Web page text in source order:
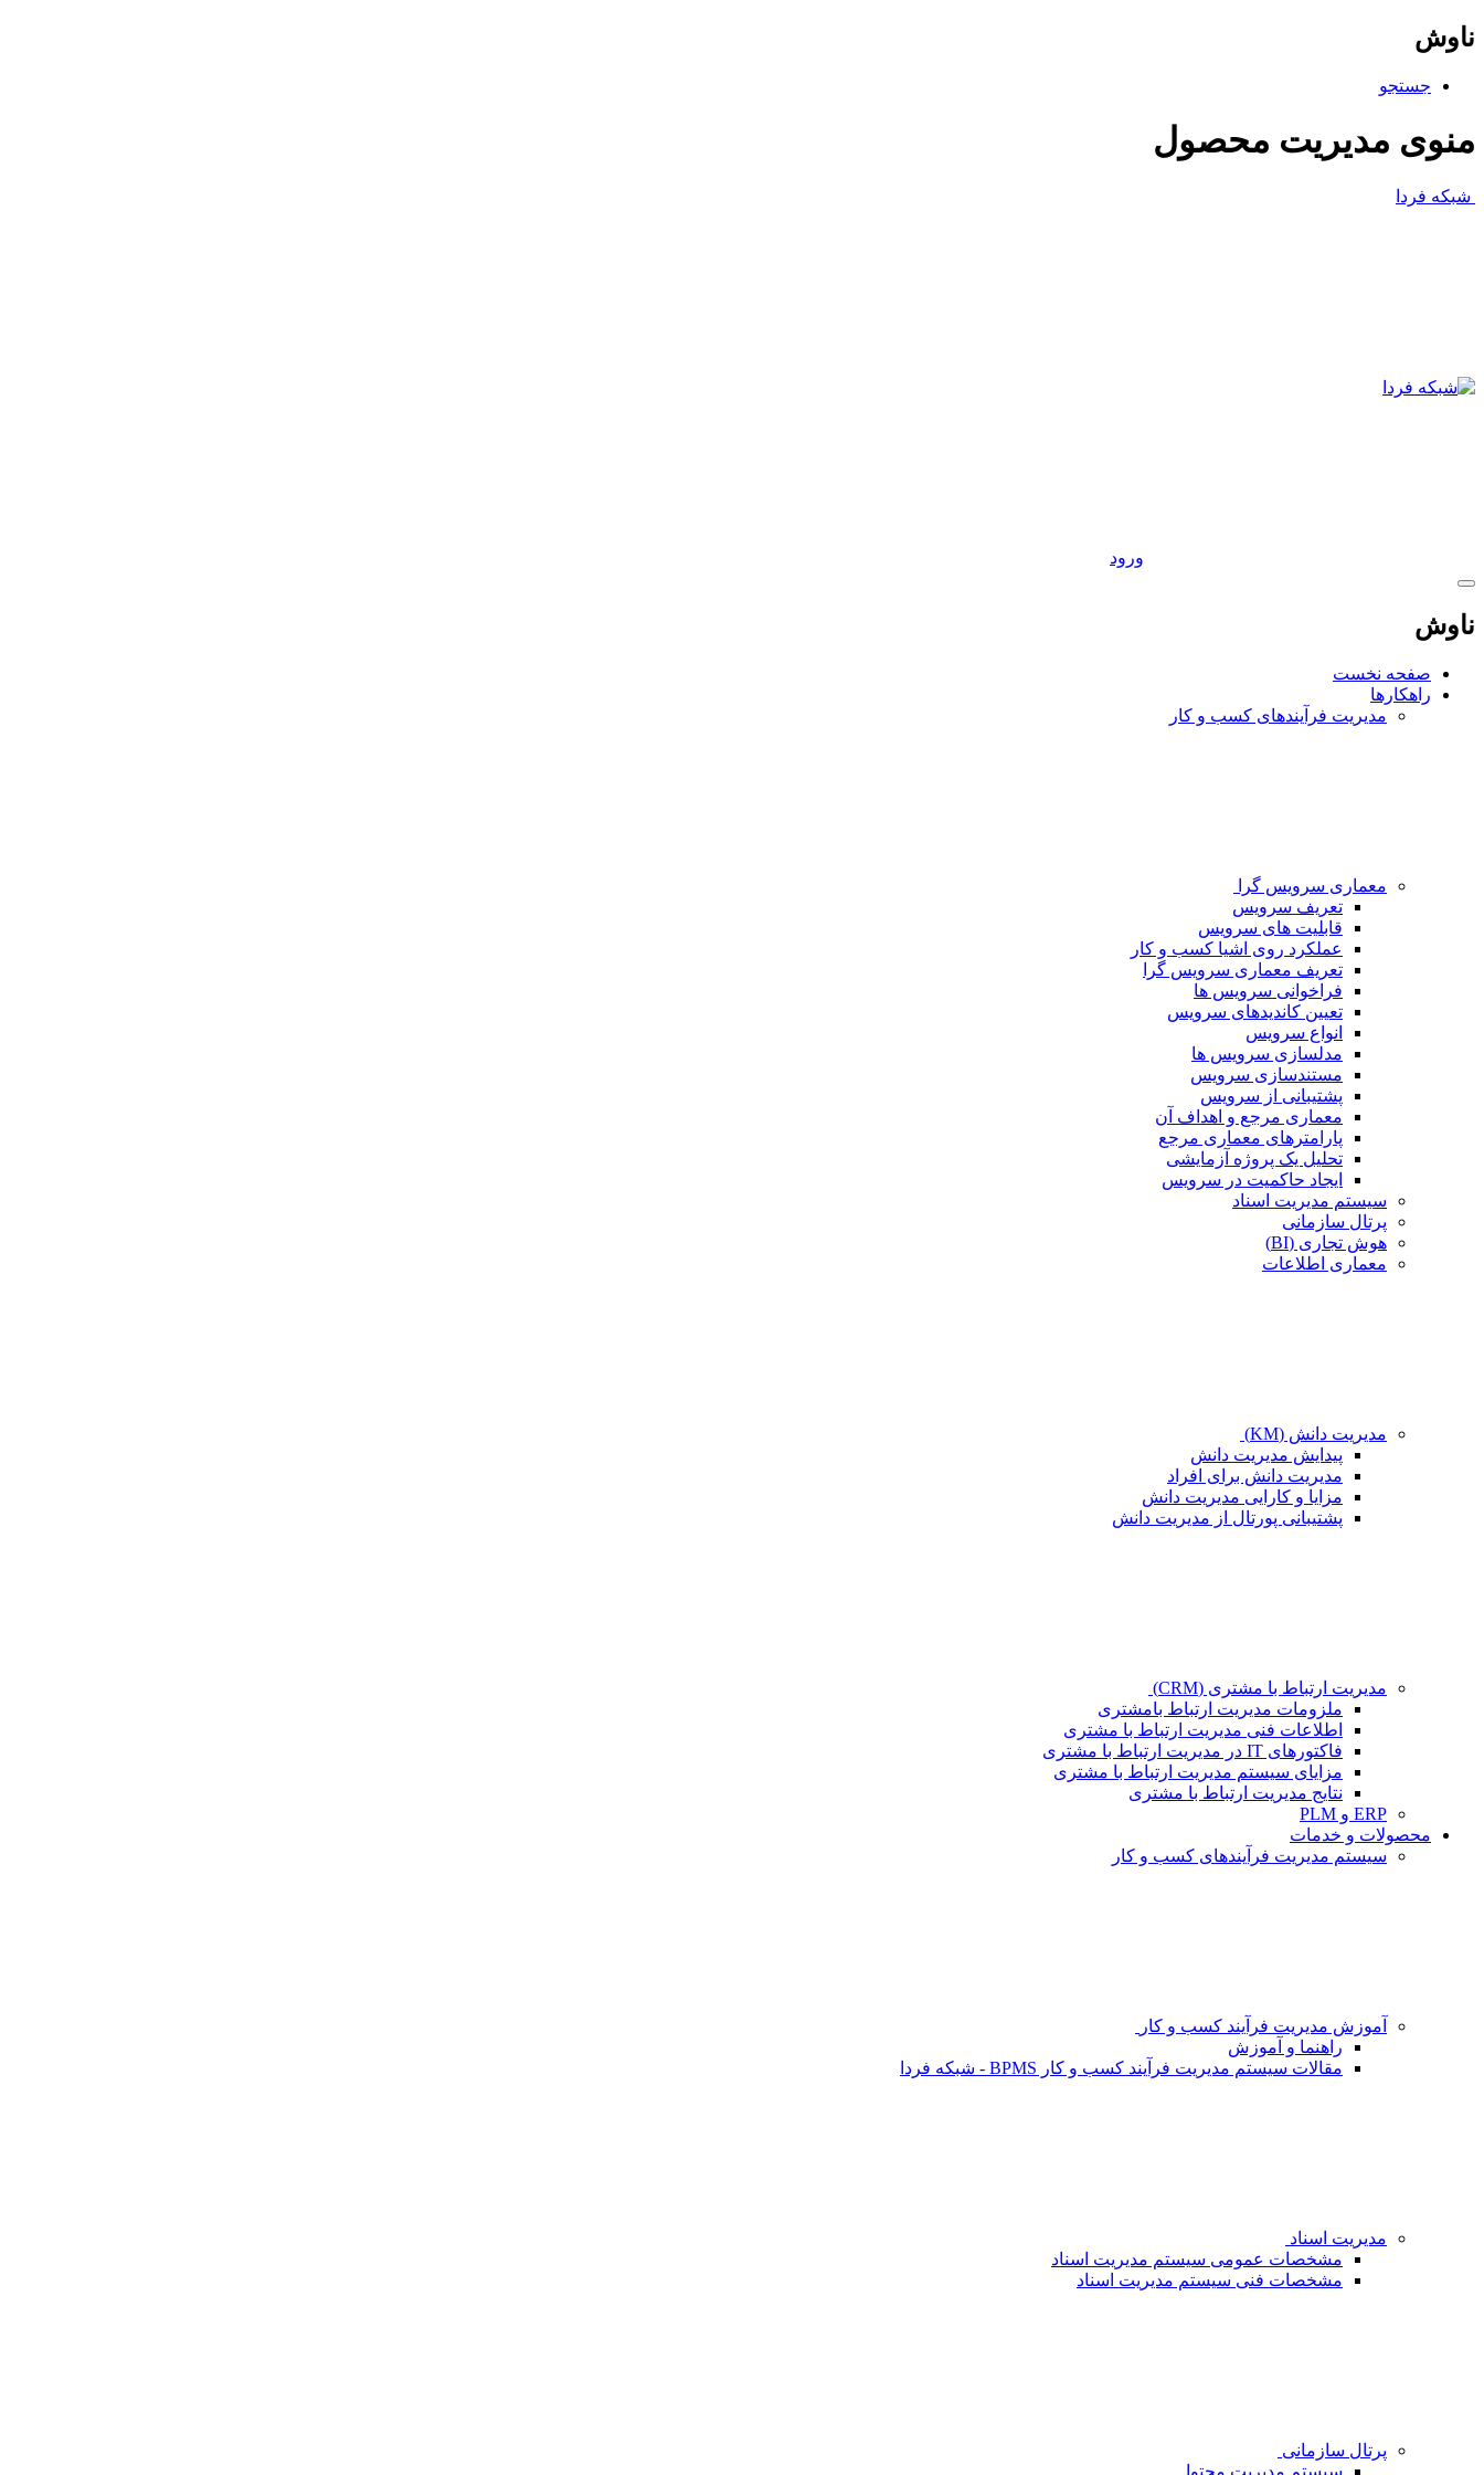
ناوش
جستجو
منوی مدیریت محصول
شبکه فردا
ورود
ناوش
صفحه نخست
راهکارها
مدیریت فرآیندهای کسب و کار
معماری سرویس گرا
تعریف سرویس
قابلیت های سرویس
عملکرد روی اشیا کسب و کار
تعریف معماری سرویس گرا
فراخوانی سرویس ها
تعیین کاندیدهای سرویس
انواع سرویس
مدلسازی سرویس ها
مستندسازی سرویس
پشتیبانی از سرویس
معماری مرجع و اهداف آن
پارامترهای معماری مرجع
تحلیل یک پروژه آزمایشی
ایجاد حاکمیت در سرویس
سیستم مدیریت اسناد
پرتال سازمانی
هوش تجاری (BI)
معماری اطلاعات
مدیریت دانش (KM)
پیدایش مدیریت دانش
مدیریت دانش برای افراد
مزایا و کارایی مدیریت دانش
پشتیبانی پورتال از مدیریت دانش
مدیریت ارتباط با مشتری (CRM)
ملزومات مدیریت ارتباط بامشتری
اطلاعات فنی مدیریت ارتباط با مشتری
فاکتورهای IT در مدیریت ارتباط با مشتری
مزایای سیستم مدیریت ارتباط با مشتری
نتایج مدیریت ارتباط با مشتری
ERP و PLM
محصولات و خدمات
سیستم مدیریت فرآیندهای کسب و کار
آموزش مدیریت فرآیند کسب و کار
راهنما و آموزش
مقالات سیستم مدیریت فرآیند کسب و کار BPMS - شبکه فردا
مدیریت اسناد
مشخصات عمومی سیستم مدیریت اسناد
مشخصات فنی سیستم مدیریت اسناد
پرتال سازمانی
سیستم مدیریت محتوا